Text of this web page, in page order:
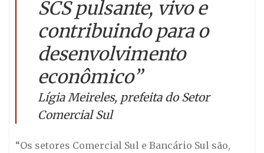
SCS pulsante, vivo e
contribuindo para o
desenvolvimento
econômico”
Lígia Meireles, prefeita do Setor
Comercial Sul
“Os setores Comercial Sul e Bancário Sul são,